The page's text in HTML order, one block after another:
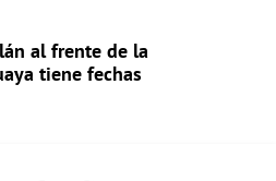
al frente de la
tiene fechas